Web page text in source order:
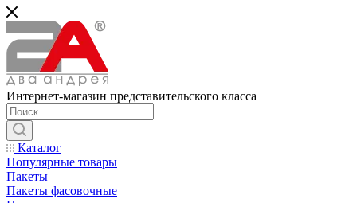
Интернет-магазин представительского класса
Каталог
Популярные товары
Пакеты
Пакеты фасовочные